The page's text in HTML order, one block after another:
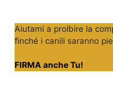
Aiutami a proibire la
finché i canili saranno
FIRMA anche Tu!